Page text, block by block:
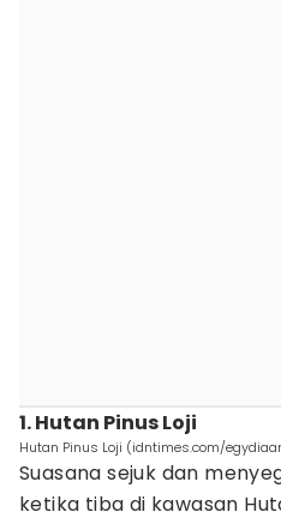
1. Hutan Pinus Loji
Hutan Pinus Loji (idntimes.com/
Suasana sejuk dan
ketika tiba di kawasan